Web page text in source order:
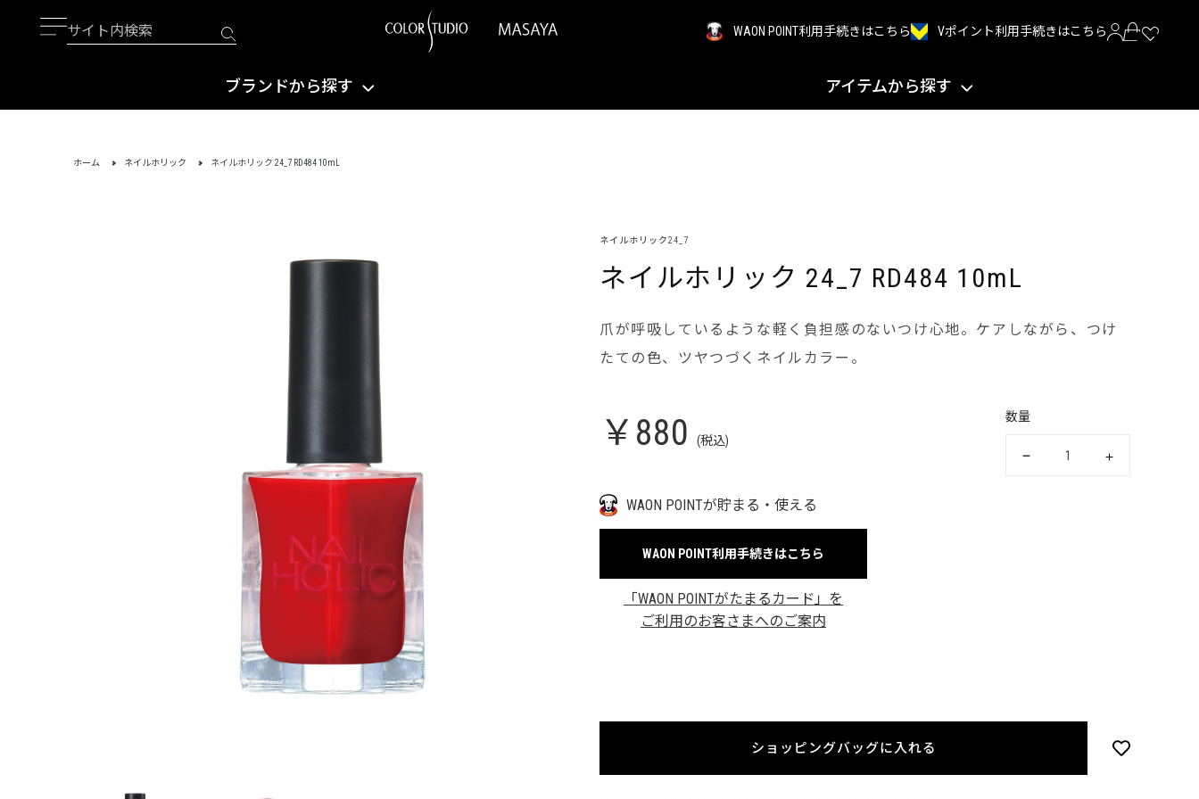
WAON POINT利用手続きはこちら Vポイント利用手続きはこちら
ブランドから探す アイテムから探す
ホーム ネイルホリック ネイルホリック 24_7 RD484 10mL
ネイルホリック24_7
ネイルホリック 24_7 RD484 10mL
爪が呼吸しているような軽く負担感のないつけ心地。ケアしながら、つけ
たての色、ツヤつづくネイルカラー。
￥880 (税込)
数量
WAON POINTが貯まる・使える
WAON POINT利用手続きはこちら
「WAON POINTがたまるカード」を
ご利用のお客さまへのご案内
ショッピングバッグに入れる